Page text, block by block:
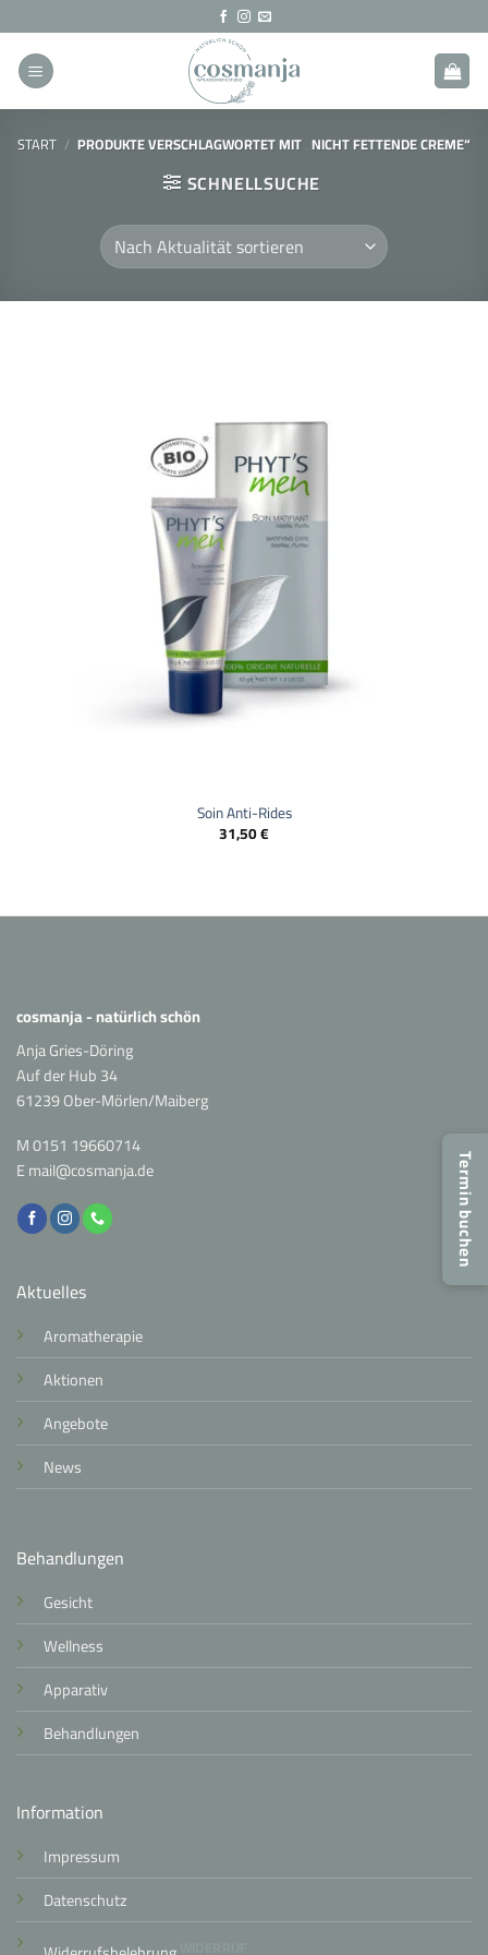
Termin buchen
Inhalt
springen
START / PRODUKTE VERSCHLAGWORTET MIT „NICHT FETTENDE CREME“
SCHNELLSUCHE
Soin Anti-Rides
31,50€
cosmanja - natürlich schön
Anja Gries-Döring
Auf der Hub 34
61239 Ober-Mörlen/Maiberg
M0151 19660714
Email@cosmanja.de
Behandlungen
Gesicht
Wellness
Apparativ
Behandlungen
Information
Impressum
Datenschutz
Aktuelles
Aromatherapie
Aktionen
Angebote
News